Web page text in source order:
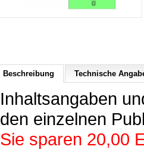
Beschreibung Technische
Inhaltsangaben
den einzelnen
Sie sparen 20,00